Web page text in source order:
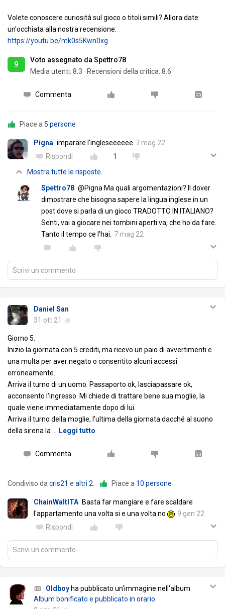
Volete conoscere curiosità sul gioco o titoli simili? Allora date
un'occhiata alla nostra recensione:
https://youtu.be/mk0s5Kwn0xg
9
Voto assegnato da Spettro78
Media utenti: 8.3 · Recensioni della critica: 8.6
Commenta
Piace a 5 persone
Pigna imparare l'ingleseeeeee 7 mag 22
Rispondi
1
Mostra tutte le risposte
Spettro78 @Pigna Ma quali argomentazioni? Il dover
dimostrare che bisogna sapere la lingua inglese in un
post dove si parla di un gioco TRADOTTO IN ITALIANO?
Senti, vai a giocare nei tombini aperti va, che ho da fare.
Tanto il tempo ce l'hai.
7 mag 22
Scrivi un commento
Daniel San
31 ott 21
Giorno 5.
Inizio la giornata con 5 crediti, ma ricevo un paio di avvertimenti e
una multa per aver negato o consentito alcuni accessi
erroneamente.
Arriva il turno di un uomo. Passaporto ok, lasciapassare ok,
acconsento l'ingresso. Mi chiede di trattare bene sua moglie, la
quale viene immediatamente dopo di lui.
Arriva il turno della moglie, l'ultima della giornata dacché al suono
della sirena la
Leggi tutto
Commenta
Condiviso da cris21 e altri 2 Piace a 10 persone
ChainWaltITA Basta far mangiare e fare scaldare
l'appartamento una volta si e una volta no
9 gen 22
Rispondi
Scrivi un commento
Oldboy ha pubblicato un'immagine nell'album
Album bonificato e pubblicato in orario